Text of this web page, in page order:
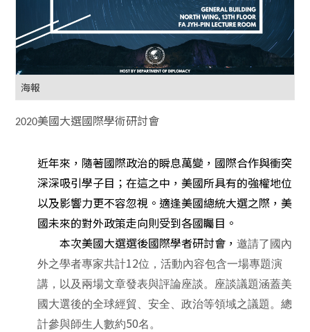
海報
2020美國大選國際學術研討會
近年來，隨著國際政治的瞬息萬變，國際合作與衝突
深深吸引學子目；在這之中，美國所具有的強權地位
以及影響力更不容忽視。適逢美國總統大選之際，美
國未來的對外政策走向則受到各國矚目。
本次美國大選選後國際學者研討會，邀請了國內
外之學者專家共計12位，活動內容包含一場專題演
講，以及兩場文章發表與評論座談。座談議題涵蓋美
國大選後的全球經貿、安全、政治等領域之議題。總
計參與師生人數約50名。